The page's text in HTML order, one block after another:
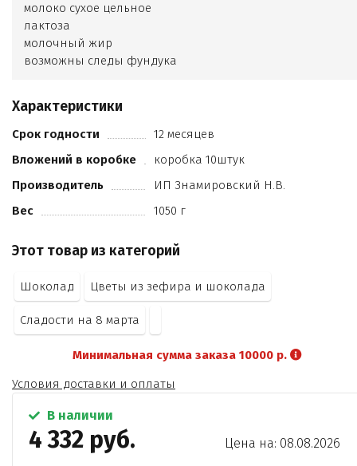
молоко сухое цельное
лактоза
молочный жир
возможны следы фундука
какао продуктов не менее 28%
кандурин
Характеристики
Срок годности
12 месяцев
Вложений в коробке
коробка 10штук
Производитель
ИП Знамировский Н.В.
Вес
1050 г
Этот товар из категорий
Шоколад Цветы из зефира и шоколада
Сладости на 8 марта
Минимальная сумма заказа 10000 р.
Условия доставки и оплаты
В наличии
4 332 руб. Цена на: 08.08.2026